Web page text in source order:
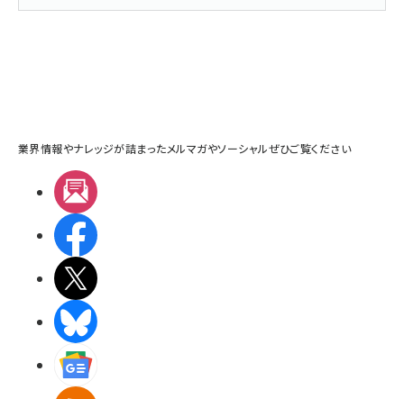
業界情報やナレッジが詰まったメルマガやソーシャルぜひご覧ください